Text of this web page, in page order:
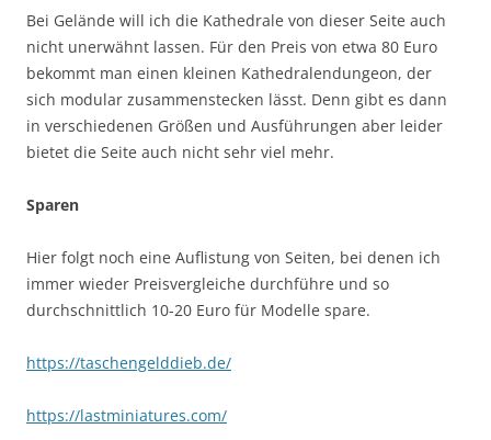
Bei Gelände will ich die Kathedrale von dieser Seite auch
nicht unerwähnt lassen. Für den Preis von etwa 80 Euro
bekommt man einen kleinen Kathedralendungeon, der
sich modular zusammenstecken lässt. Denn gibt es dann
in verschiedenen Größen und Ausführungen aber leider
bietet die Seite auch nicht sehr viel mehr.
Sparen
Hier folgt noch eine Auflistung von Seiten, bei denen ich
immer wieder Preisvergleiche durchführe und so
durchschnittlich 10-20 Euro für Modelle spare.
https://taschengelddieb.de/
https://lastminiatures.com/